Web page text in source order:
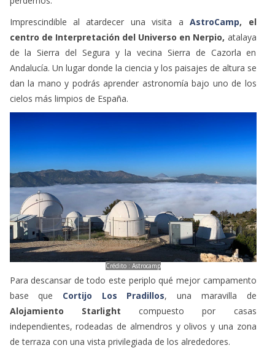
Imprescindible al atardecer una visita aAstroCamp, el
centro de Interpretación del Universo en Nerpio, atalaya
de la Sierra del Segura y la vecina Sierra de Cazorla en
Andalucía. Un lugar donde la ciencia y los paisajes de altura se
dan la mano y podrás aprender astronomía bajo uno de los
cielos más limpios de España.
Crédito : Astrocamp
Para descansar de todo este periplo qué mejor campamento
base que Cortijo Los Pradillos, una maravilla de
Alojamiento Starlight compuesto por casas
independientes, rodeadas de almendros y olivos y una zona
de terraza con una vista privilegiada de los alrededores.